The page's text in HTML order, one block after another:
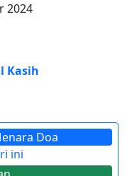
2024
Kasih
Doa
ini